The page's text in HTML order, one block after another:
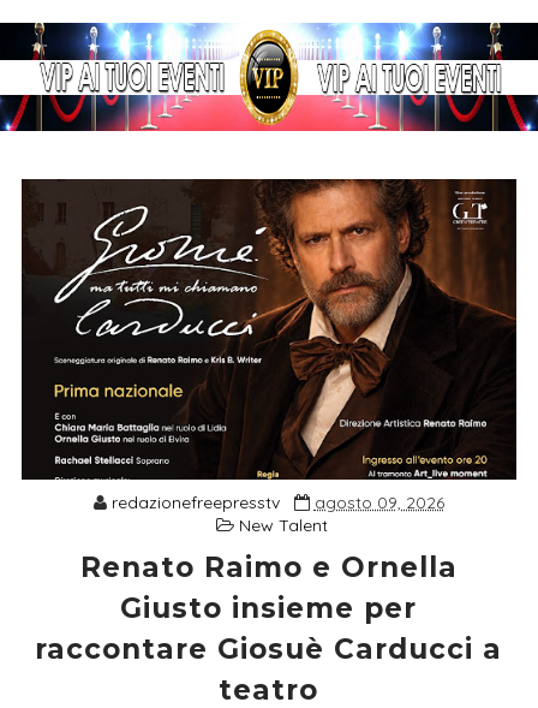
redazionefreepresstv
agosto 09, 2026
New Talent
Renato Raimo e Ornella
Giusto insieme per
raccontare Giosuè Carducci a
teatro